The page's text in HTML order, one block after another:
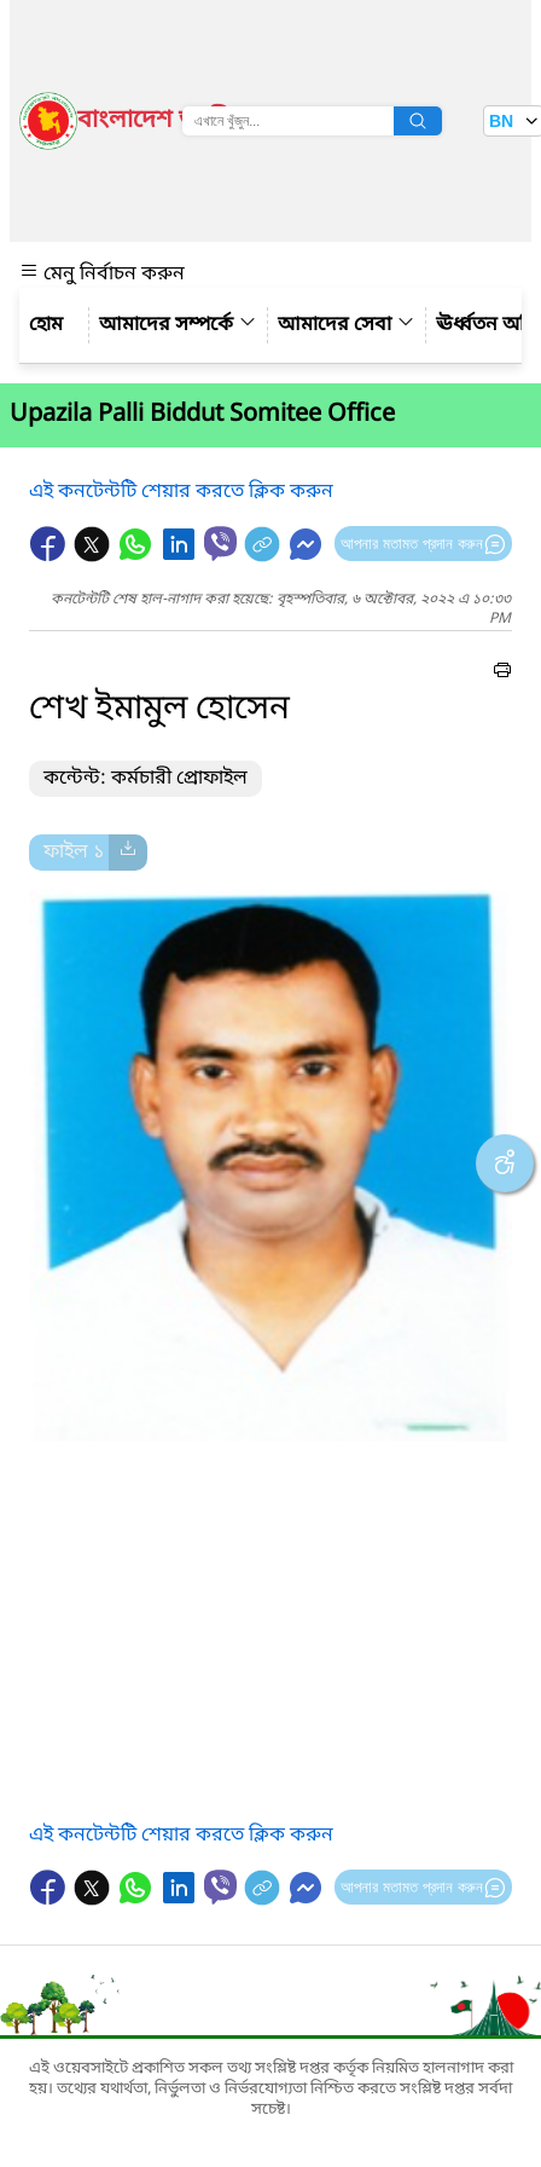
বাংলাদেশ জাতীয় তথ্য বাতায়ন BN
মেনু নির্বাচন করুন
আমাদের সম্পর্কে
আমাদের সেবা ঊর্ধ্বতন
Upazila Palli Biddut Somitee Office
এই কনটেন্টটি শেয়ার করতে ক্লিক করুন
আপনার মতামত প্রদান করুন
কনটেন্টটি শেষ হাল-নাগাদ করা হয়েছে: বৃহস্পতিবার, ৬ অক্টোবর, ২০২২ এ ১০:৩৩
PM
শেখ ইমামুল হোসেন
কন্টেন্ট: কর্মচারী প্রোফাইল
ফাইল ১
এই কনটেন্টটি শেয়ার করতে ক্লিক করুন
আপনার মতামত প্রদান করুন
এই ওয়েবসাইটে প্রকাশিত সকল তথ্য সংশ্লিষ্ট দপ্তর কর্তৃক নিয়মিত হালনাগাদ করা
হয়। তথ্যের যথার্থতা, নির্ভুলতা ও নির্ভরযোগ্যতা নিশ্চিত করতে সংশ্লিষ্ট দপ্তর সর্বদা
সচেষ্ট।